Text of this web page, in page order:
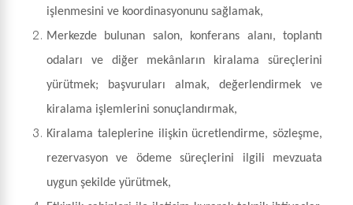
işlenmesini ve koordinasyonunu sağlamak,
Merkezde bulunan salon, konferans alanı, toplantı
odaları ve diğer mekânların kiralama süreçlerini
yürütmek; başvuruları almak, değerlendirmek ve
kiralama işlemlerini sonuçlandırmak,
Kiralama taleplerine ilişkin ücretlendirme, sözleşme,
rezervasyon ve ödeme süreçlerini ilgili mevzuata
uygun şekilde yürütmek,